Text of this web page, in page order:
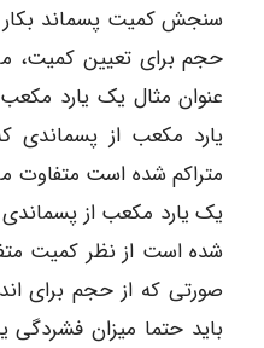
سنجش کمیت پسماند بکار
حجم برای تعیین کمیت،
عنوان مثال یک یارد
یارد مکعب از پسماندی
متراکم شده است متفاوت
یک یارد مکعب از
شده است از نظر کمیت
صورتی که از حجم برای
باید حتما میزان